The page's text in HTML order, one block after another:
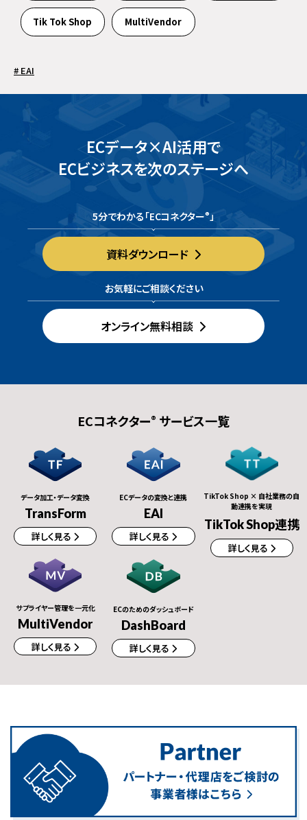
Tik Tok Shop MultiVendor
EAI
ECデータ×AI活用で
ECビジネスを次のステージへ
5分でわかる「ECコネクター® 」
資料ダウンロード
お気軽にご相談ください
オンライン無料相談
ECコネクター® サービス一覧
データ加工・データ変換
TransForm
詳しく見る
ECデータの変換と連携
EAI
詳しく見る
TikTok Shop × 自社業務の自
動連携を実現
TikTok Shop連携
詳しく見る
サプライヤー管理を一元化
MultiVendor
詳しく見る
ECのためのダッシュボード
DashBoard
詳しく見る